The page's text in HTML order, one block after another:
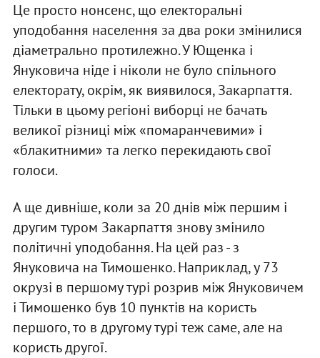
Це просто нонсенс, що електоральні
уподобання населення за два роки змінилися
діаметрально протилежно. У Ющенка і
Януковича ніде і ніколи не було спільного
електорату, окрім, як виявилося, Закарпаття.
Тільки в цьому регіоні виборці не бачать
великої різниці між «помаранчевими» і
«блакитними» та легко перекидають свої
голоси.
А ще дивніше, коли за 20 днів між першим і
другим туром Закарпаття знову змінило
політичні уподобання. На цей раз - з
Януковича на Тимошенко. Наприклад, у 73
окрузі в першому турі розрив між Януковичем
і Тимошенко був 10 пунктів на користь
першого, то в другому турі теж саме, але на
користь другої.